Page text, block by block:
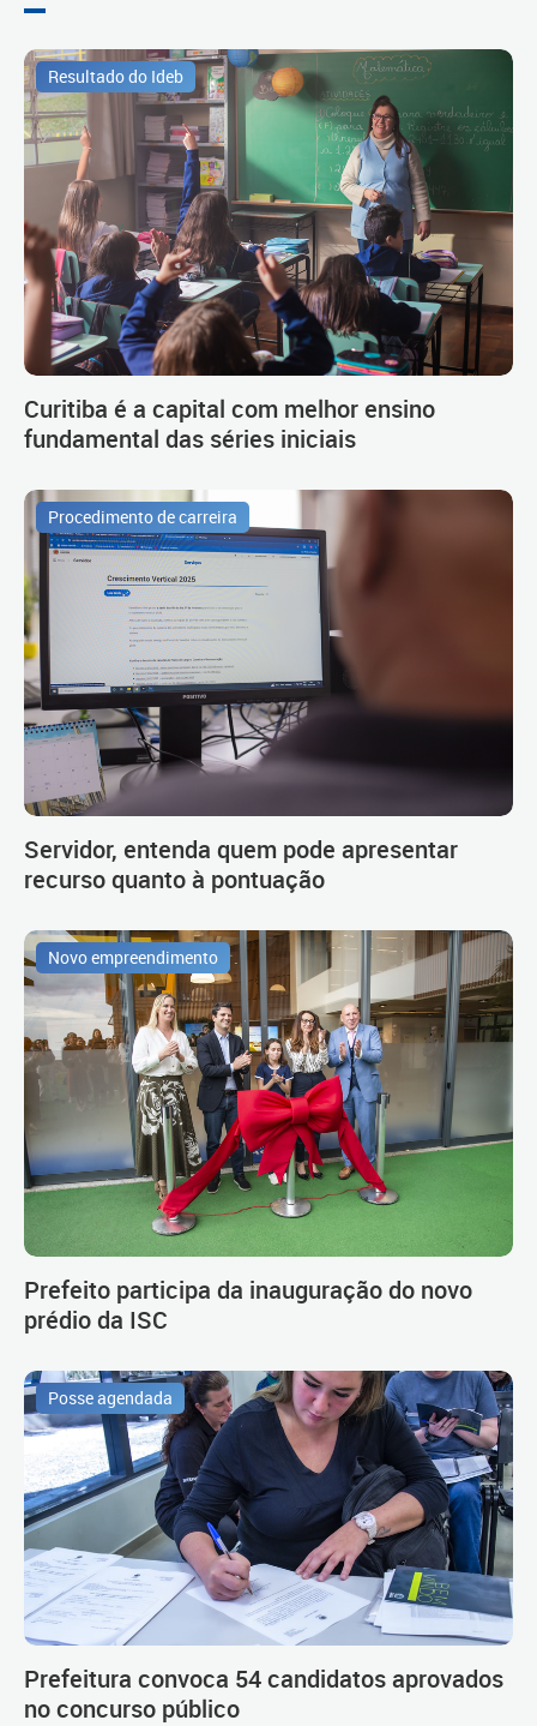
Resultado do Ideb
Curitiba é a capital com melhor ensino
fundamental das séries iniciais
Procedimento de carreira
Servidor, entenda quem pode apresentar
recurso quanto à pontuação
Novo empreendimento
Prefeito participa da inauguração do novo
prédio da ISC
Posse agendada
Prefeitura convoca 54 candidatos aprovados
no concurso público